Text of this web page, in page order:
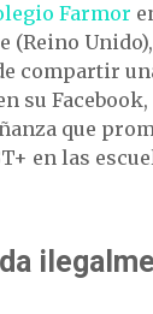
Farmor
(Reino Unido),
compartir
su
que
en las